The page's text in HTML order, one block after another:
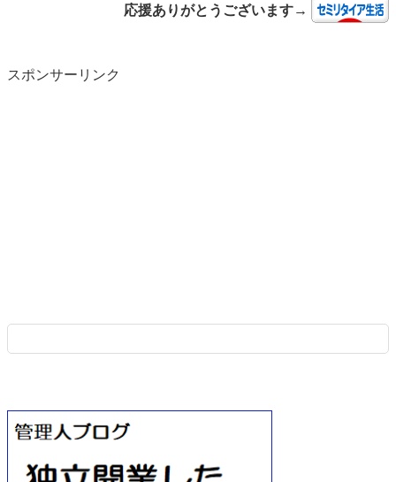
応援ありがとうございます→
スポンサーリンク